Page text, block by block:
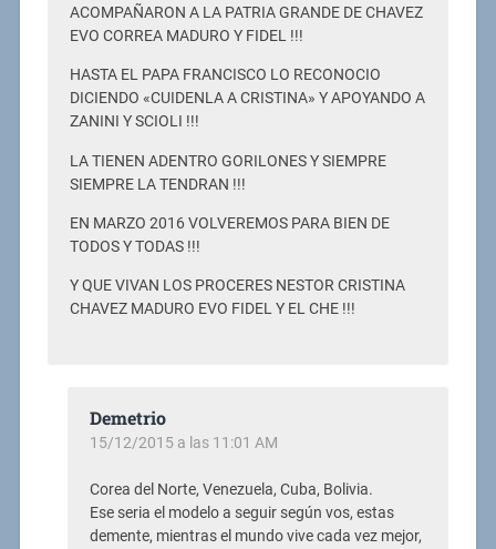
ACOMPAÑARON A LA PATRIA GRANDE DE CHAVEZ
EVO CORREA MADURO Y FIDEL !!!
HASTA EL PAPA FRANCISCO LO RECONOCIO
DICIENDO «CUIDENLA A CRISTINA» Y APOYANDO A
ZANINI Y SCIOLI !!!
LA TIENEN ADENTRO GORILONES Y SIEMPRE
SIEMPRE LA TENDRAN !!!
EN MARZO 2016 VOLVEREMOS PARA BIEN DE
TODOS Y TODAS !!!
Y QUE VIVAN LOS PROCERES NESTOR CRISTINA
CHAVEZ MADURO EVO FIDEL Y EL CHE !!!
Demetrio
15/12/2015 a las 11:01 AM
Corea del Norte, Venezuela, Cuba, Bolivia.
Ese seria el modelo a seguir según vos, estas
demente, mientras el mundo vive cada vez mejor,